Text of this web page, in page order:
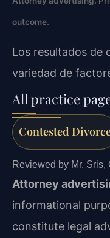
outcome.
Los resultados de
variedad de
All practice
Contested
Reviewed by Mr. Sris,
Attorney
informational
constitute legal